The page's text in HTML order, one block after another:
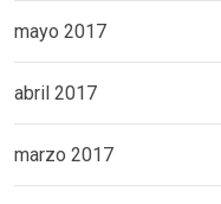
mayo 2017
abril 2017
marzo 2017